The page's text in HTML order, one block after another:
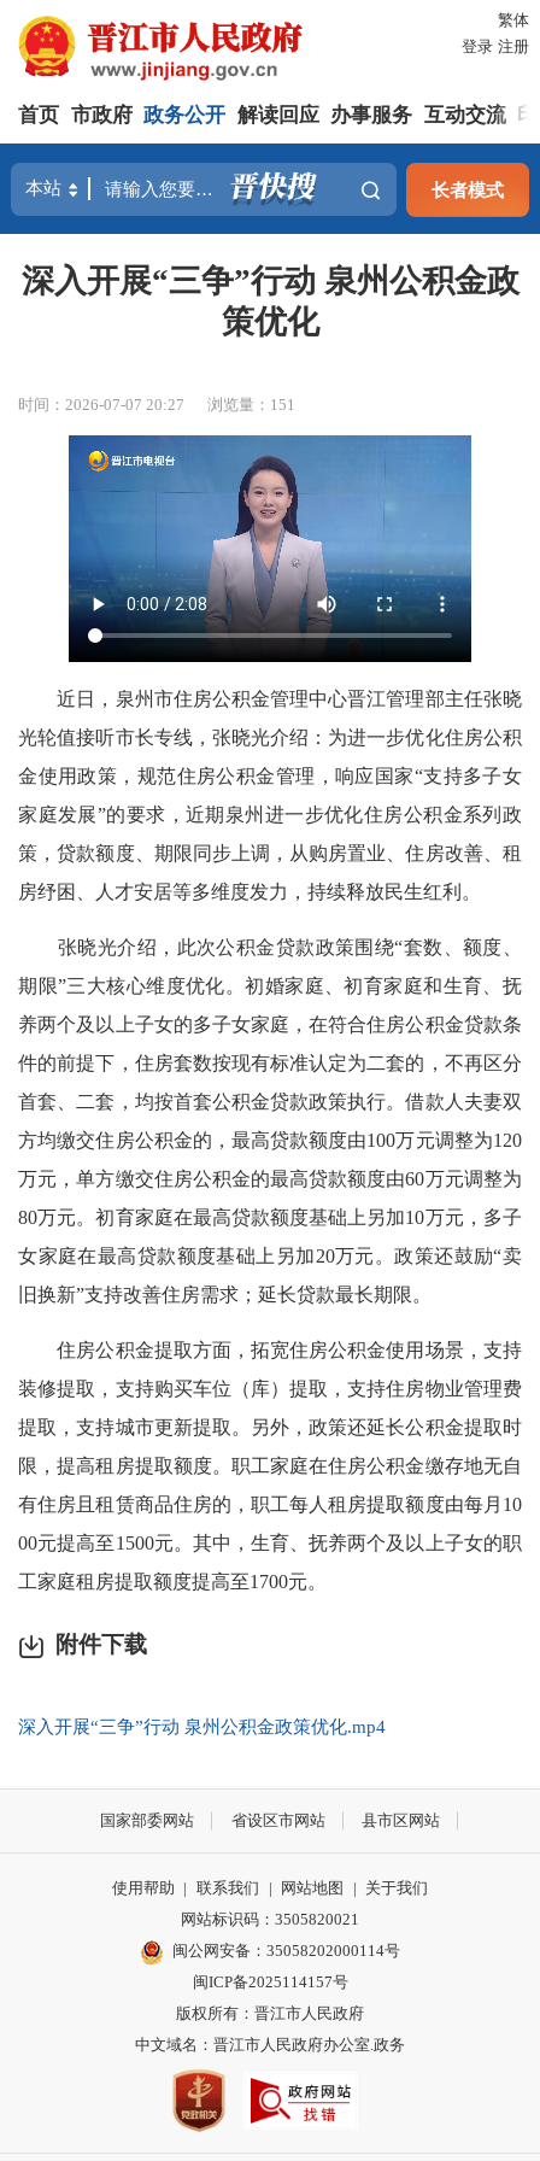
繁体
登录 注册
首页 市政府 政务公开 解读回应 办事服务 互动交流
长者模式
深入开展“三争”行动 泉州公积金政
策优化
时间：2026-07-07 20:27 浏览量： 151
近日，泉州市住房公积金管理中心晋江管理部主任张晓
光轮值接听市长专线，张晓光介绍：为进一步优化住房公积
金使用政策，规范住房公积金管理，响应国家“支持多子女
家庭发展”的要求，近期泉州进一步优化住房公积金系列政
策，贷款额度、期限同步上调，从购房置业、住房改善、租
房纾困、人才安居等多维度发力，持续释放民生红利。
张晓光介绍，此次公积金贷款政策围绕“套数、额度、
期限”三大核心维度优化。初婚家庭、初育家庭和生育、抚
养两个及以上子女的多子女家庭，在符合住房公积金贷款条
件的前提下，住房套数按现有标准认定为二套的，不再区分
首套、二套，均按首套公积金贷款政策执行。借款人夫妻双
方均缴交住房公积金的，最高贷款额度由100万元调整为120
万元，单方缴交住房公积金的最高贷款额度由60万元调整为
80万元。初育家庭在最高贷款额度基础上另加10万元，多子
女家庭在最高贷款额度基础上另加20万元。政策还鼓励“卖
旧换新”支持改善住房需求；延长贷款最长期限。
住房公积金提取方面，拓宽住房公积金使用场景，支持
装修提取，支持购买车位（库）提取，支持住房物业管理费
提取，支持城市更新提取。另外，政策还延长公积金提取时
限，提高租房提取额度。职工家庭在住房公积金缴存地无自
有住房且租赁商品住房的，职工每人租房提取额度由每月10
00元提高至1500元。其中，生育、抚养两个及以上子女的职
工家庭租房提取额度提高至1700元。
附件下载
深入开展“三争”行动 泉州公积金政策优化.mp4
国家部委网站 省设区市网站 县市区网站
使用帮助 | 联系我们 | 网站地图 | 关于我们
网站标识码：3505820021
闽公网安备：35058202000114号
闽ICP备2025114157号
版权所有：晋江市人民政府
中文域名：晋江市人民政府办公室.政务